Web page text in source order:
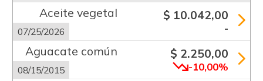
Aceite vegetal
07/25/2026
$ 10.042,00
-
Aguacate común
08/15/2015
$ 2.250,00
-10,00%